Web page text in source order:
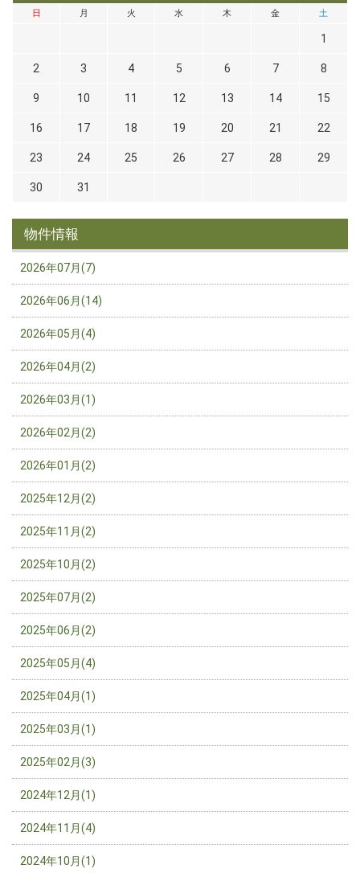
日 月 火 水 木 金 土
1
2 3 4 5 6 7 8
9 10 11 12 13 14 15
16 17 18 19 20 21 22
23 24 25 26 27 28 29
30 31
物件情報
2026年07月(7)
2026年06月(14)
2026年05月(4)
2026年04月(2)
2026年03月(1)
2026年02月(2)
2026年01月(2)
2025年12月(2)
2025年11月(2)
2025年10月(2)
2025年07月(2)
2025年06月(2)
2025年05月(4)
2025年04月(1)
2025年03月(1)
2025年02月(3)
2024年12月(1)
2024年11月(4)
2024年10月(1)